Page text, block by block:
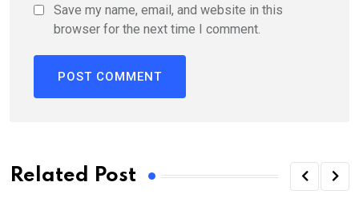
Save my name, email, and website in this
browser for the next time I comment.
Related Post